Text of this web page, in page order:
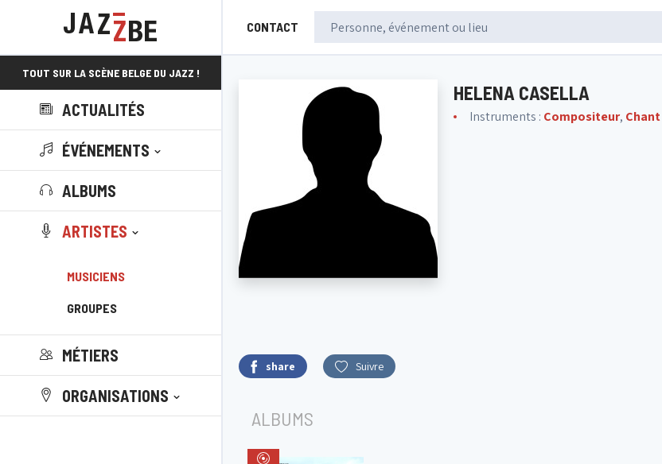
CONTACT
TOUT SUR LA SCÈNE BELGE DU JAZZ !
ACTUALITÉS
ÉVÉNEMENTS
ALBUMS
ARTISTES
MUSICIENS
GROUPES
MÉTIERS
ORGANISATIONS
HELENA CASELLA
Instruments : Compositeur, Chant
share Suivre
ALBUMS